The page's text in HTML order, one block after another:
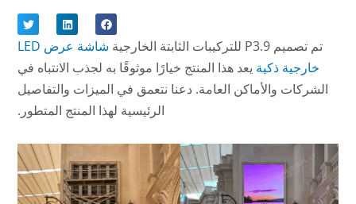
تم تصميم P3.9 للتركيبات الثابتة الخارجية
شاشة عرض LED
خارجية ذكية يعد هذا المنتج خيارًا موثوقًا به لجذب الانتباه في
الشركات والأماكن العامة. دعنا نتعمق في الميزات والتفاصيل
الرئيسية لهذا المنتج المتطور.